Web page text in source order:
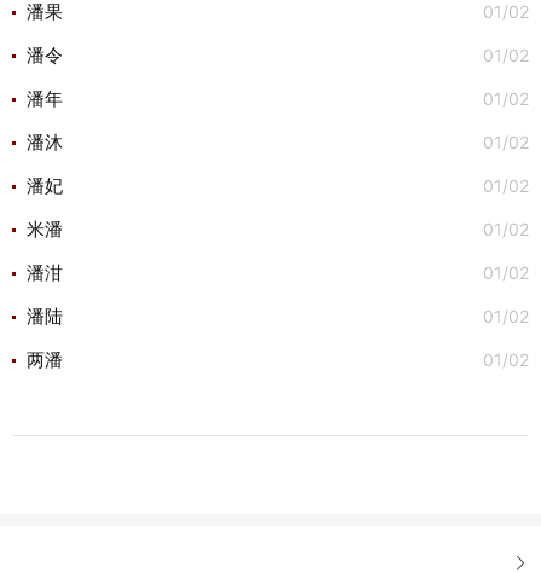
01/02
潘果
01/02
潘令
01/02
潘年
01/02
潘沐
01/02
潘妃
01/02
米潘
01/02
潘泔
01/02
潘陆
01/02
两潘
